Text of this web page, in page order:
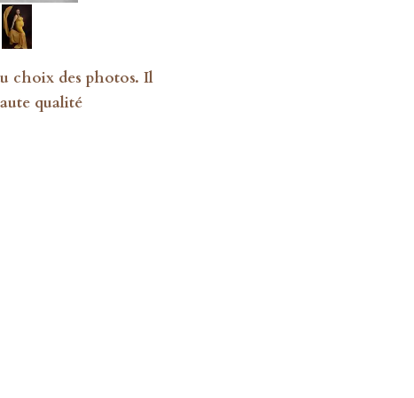
choix des photos. Il
qualité